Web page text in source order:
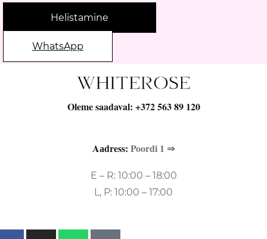
Helistamine
WhatsApp
Oleme saadaval: +372 563 89 120
Aаdress: Poordi 1 ⇒
E – R: 10:00 – 18:00
L, P: 10:00 – 17:00